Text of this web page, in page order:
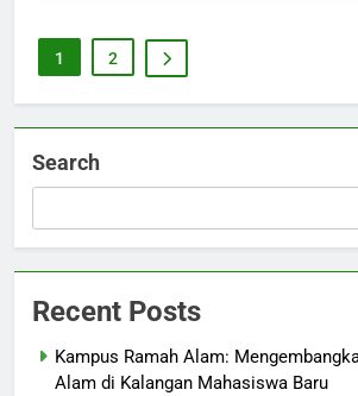
1 2
Search
Recent Posts
Kampus Ramah Alam:
Alam di Kalangan Mahasiswa Baru